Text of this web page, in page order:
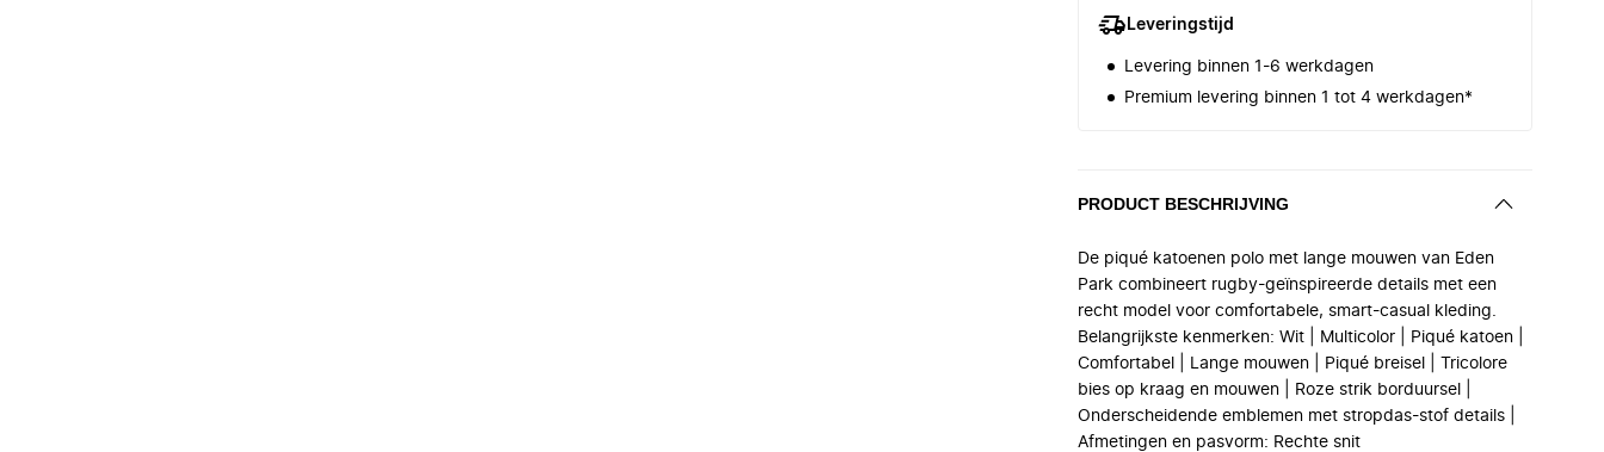
Leveringstijd
Levering binnen 1-6 werkdagen
Premium levering binnen 1 tot 4 werkdagen*
PRODUCT BESCHRIJVING
De piqué katoenen polo met lange mouwen van Eden
Park combineert rugby-geïnspireerde details met een
recht model voor comfortabele, smart-casual kleding.
Belangrijkste kenmerken: Wit | Multicolor | Piqué katoen |
Comfortabel | Lange mouwen | Piqué breisel | Tricolore
bies op kraag en mouwen | Roze strik borduursel |
Onderscheidende emblemen met stropdas-stof details |
Afmetingen en pasvorm: Rechte snit